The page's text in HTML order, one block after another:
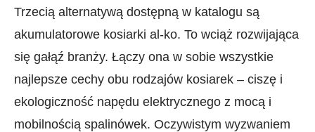
Trzecią alternatywą dostępną w katalogu są
akumulatorowe kosiarki al-ko. To wciąż rozwijająca
się gałąź branży. Łączy ona w sobie wszystkie
najlepsze cechy obu rodzajów kosiarek – ciszę i
ekologiczność napędu elektrycznego z mocą i
mobilnością spalinówek. Oczywistym wyzwaniem